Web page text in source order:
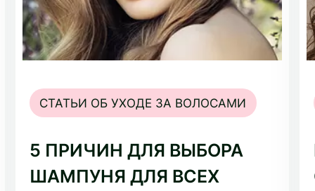
СТАТЬИ ОБ УХОДЕ ЗА ВОЛОСАМИ
5 ПРИЧИН ДЛЯ ВЫБОРА
ШАМПУНЯ ДЛЯ ВСЕХ